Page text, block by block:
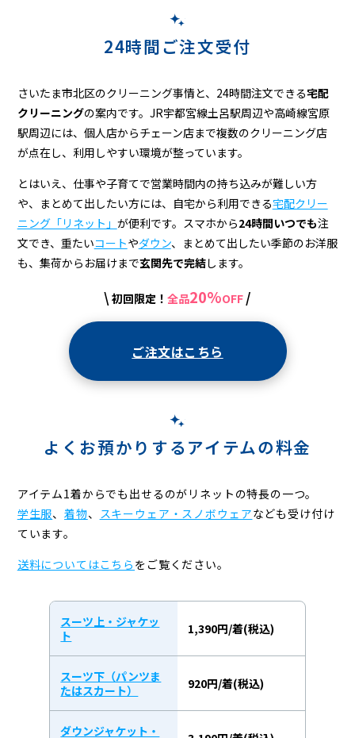
ク
リ
ー
ニ
ン
グ
24時間ご注文受付
さいたま市北区のクリーニング事情と、24時間注文できる宅配
クリーニングの案内です。JR宇都宮線土呂駅周辺や高崎線宮原
駅周辺には、個人店からチェーン店まで複数のクリーニング店
が点在し、利用しやすい環境が整っています。
とはいえ、仕事や子育てで営業時間内の持ち込みが難しい方
や、まとめて出したい方には、自宅から利用できる宅配クリー
ニング「リネット」 が便利です。スマホから24時間いつでも注
文でき、重たいコートやダウン、まとめて出したい季節のお洋服
も、集荷からお届けまで玄関先で完結します。
\ 初回限定！ 全品20%OFF /
ご注文はこちら
よくお預かりするアイテムの料金
アイテム1着からでも出せるのがリネットの特長の一つ。
学生服、着物、 スキーウェア・スノボウェアなども受け付け
ています。
送料についてはこちら をご覧ください。
スーツ上・ジャケッ
ト
1,390円/着(税込)
スーツ下（パンツま
たはスカート）
920円/着(税込)
ダウンジャケット・